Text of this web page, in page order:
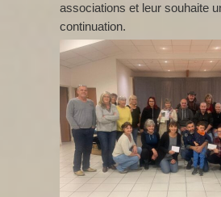
associations et leur souhaite
continuation.